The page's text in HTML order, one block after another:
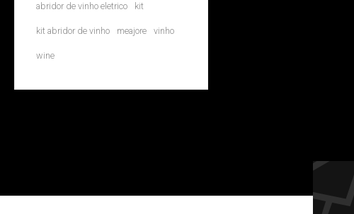
abridor de vinho eletrico kit
kit abridor de vinho meajore vinho
wine